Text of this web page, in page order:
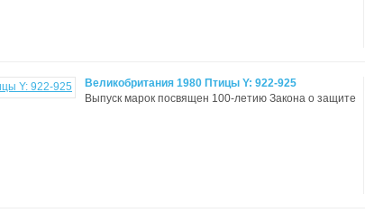
Великобритания 1980 Птицы Y: 922-925
Выпуск марок посвящен 100-летию Закона о защите